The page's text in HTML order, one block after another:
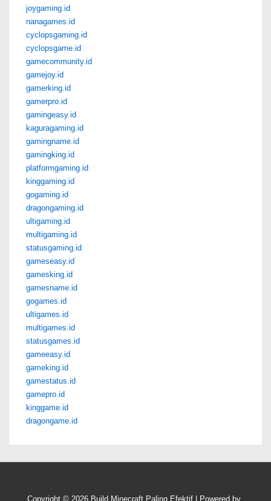
joygaming.id
nanagames.id
cyclopsgaming.id
cyclopsgame.id
gamecommunity.id
gamejoy.id
gamerking.id
gamerpro.id
gamingeasy.id
kaguragaming.id
gamingname.id
gamingking.id
platformgaming.id
kinggaming.id
gogaming.id
dragongaming.id
ultigaming.id
multigaming.id
statusgaming.id
gameseasy.id
gamesking.id
gamesname.id
gogames.id
ultigames.id
multigames.id
statusgames.id
gameeasy.id
gameking.id
gamestatus.id
gamepro.id
kinggame.id
dragongame.id
Copyright © 2026 Build Minecraft Paling Efektif | Powered by